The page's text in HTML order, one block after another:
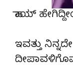
ಹಾಯ್
ಇವತ್ತು